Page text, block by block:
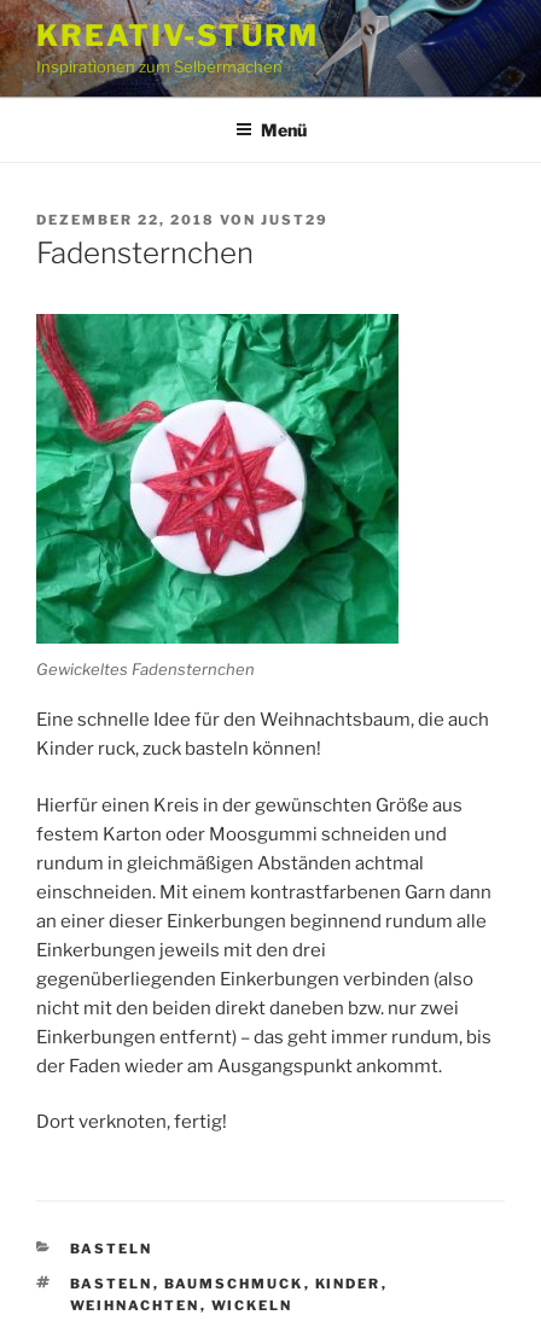
Zum
Inhalt
springen
KREATIV-STURM
Inspirationen zum Selbermachen
Menü
VERÖFFENTLICHT
AM
DEZEMBER 22, 2018 VON JUST29
Fadensternchen
Gewickeltes Fadensternchen
Eine schnelle Idee für den Weihnachtsbaum, die auch
Kinder ruck, zuck basteln können!
Hierfür einen Kreis in der gewünschten Größe aus
festem Karton oder Moosgummi schneiden und
rundum in gleichmäßigen Abständen achtmal
einschneiden. Mit einem kontrastfarbenen Garn dann
an einer dieser Einkerbungen beginnend rundum alle
Einkerbungen jeweils mit den drei
gegenüberliegenden Einkerbungen verbinden (also
nicht mit den beiden direkt daneben bzw. nur zwei
Einkerbungen entfernt) – das geht immer rundum, bis
der Faden wieder am Ausgangspunkt ankommt.
Dort verknoten, fertig!
KATEGORIEN
BASTELN
SCHLAGWÖRTER
BASTELN , BAUMSCHMUCK , KINDER ,
WEIHNACHTEN , WICKELN